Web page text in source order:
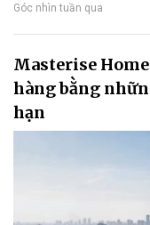
Góc nhìn tuần qua
Masterise
hàng bằng
hạn